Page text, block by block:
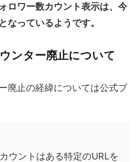
ロワー数カウント表示は、今
なっているようです。
ンター廃止について
廃止の経緯については公式ブ
ウントはある特定のURLを